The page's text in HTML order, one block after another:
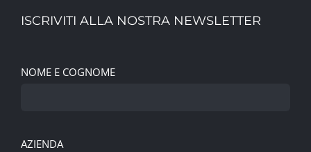
ISCRIVITI ALLA NOSTRA NEWSLETTER
NOME E COGNOME
AZIENDA